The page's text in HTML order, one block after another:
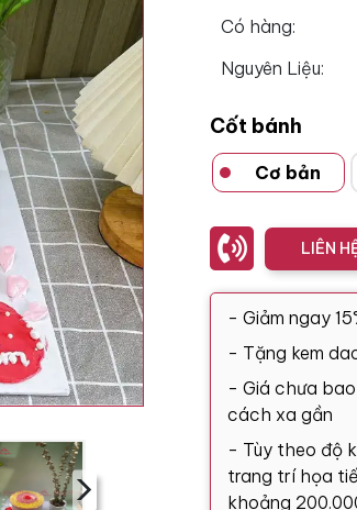
›
Có hàng:
Nguyên Liệu:
Cốt bánh
Cơ bản
LIÊN
- Giảm ngay
- Tặng kem
- Giá chưa
cách xa gần
- Tùy theo độ
trang trí họa
khoảng